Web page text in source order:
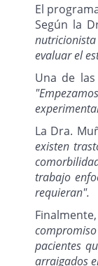
El
Según la
evaluar el
Una de
La Dra.
existen
trabajo
requieran".
pacientes
arraigados